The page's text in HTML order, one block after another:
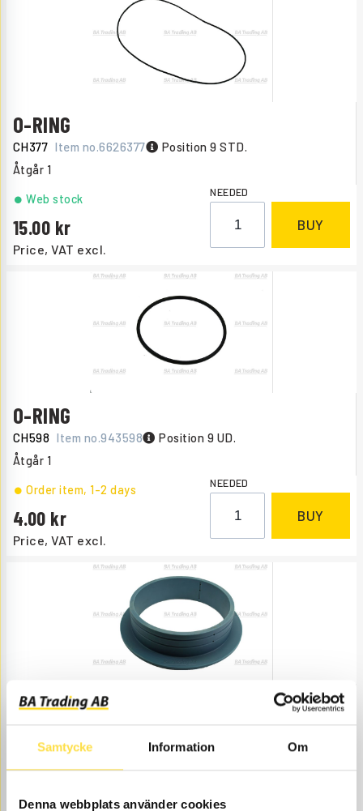
Samtycke Information Om
Denna webbplats använder cookies
O-RING
CH377 Item no.6626377 Position 9 STD.
Åtgår 1
Price, VAT excl.
15.00
Web stock NEEDED
BUY
O-RING
CH598 Item no.943598 Position 9 UD.
Åtgår 1
Price, VAT excl.
4.00
Order item, 1-2 days NEEDED
BUY
BUSHING U/D
CH267UD Item no.6626267UD Position 10 UD.
Åtgår1
NEEDED